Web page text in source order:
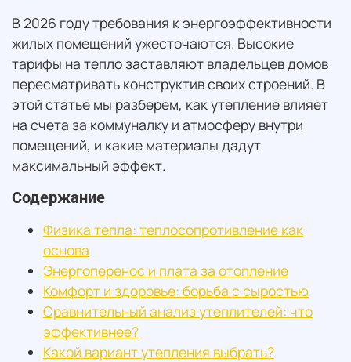
В 2026 году требования к энергоэффективности
жилых помещений ужесточаются. Высокие
тарифы на тепло заставляют владельцев домов
пересматривать конструктив своих строений. В
этой статье мы разберем, как утепление влияет
на счета за коммуналку и атмосферу внутри
помещений, и какие материалы дадут
максимальный эффект.
Содержание
Физика тепла: теплосопротивление как
основа
Энергоперенос и плата за отопление
Комфорт и здоровье: борьба с сыростью
Сравнительный анализ утеплителей: что
эффективнее?
Какой вариант утепления выбрать?